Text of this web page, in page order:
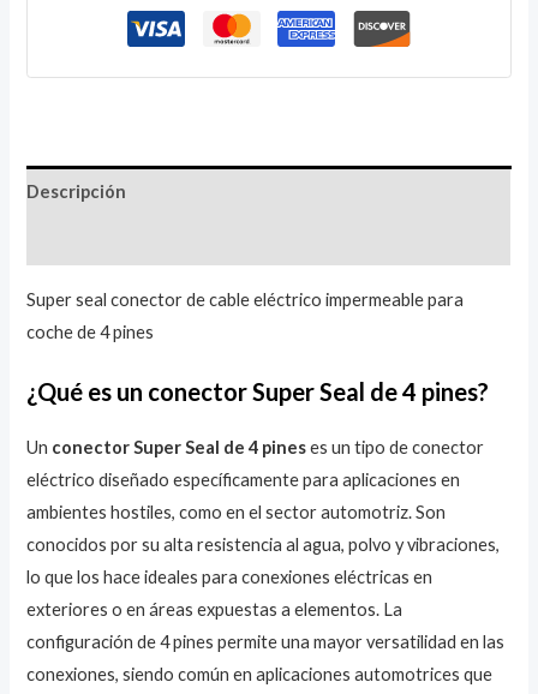
Descripción
Super seal conector de cable eléctrico impermeable para
coche de 4 pines
¿Qué es un conector Super Seal de 4 pines?
Un conector Super Seal de 4 pineses un tipo de conector
eléctrico diseñado específicamente para aplicaciones en
ambientes hostiles, como en el sector automotriz. Son
conocidos por su alta resistencia al agua, polvo y vibraciones,
lo que los hace ideales para conexiones eléctricas en
exteriores o en áreas expuestas a elementos. La
configuración de 4 pines permite una mayor versatilidad en las
conexiones, siendo común en aplicaciones automotrices que